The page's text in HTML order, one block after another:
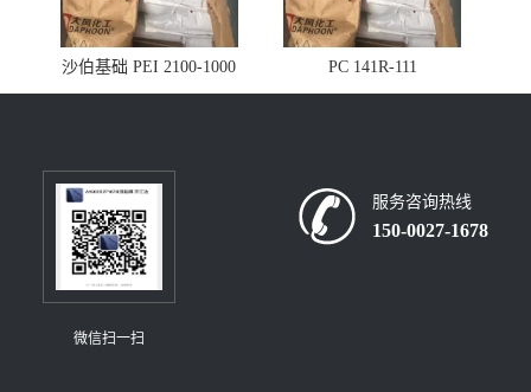
沙伯基础 PEI 2100-1000 PC 141R-111
微信扫一扫
服务咨询热线
150-0027-1678